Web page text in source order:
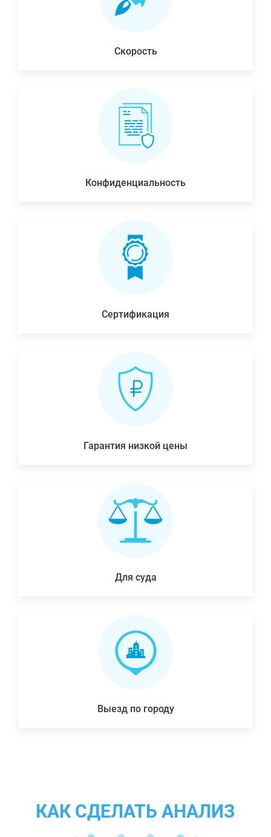
Скорость
Конфиденциальность
Сертификация
Гарантия низкой цены
Для суда
Выезд по городу
КАК СДЕЛАТЬ АНАЛИЗ